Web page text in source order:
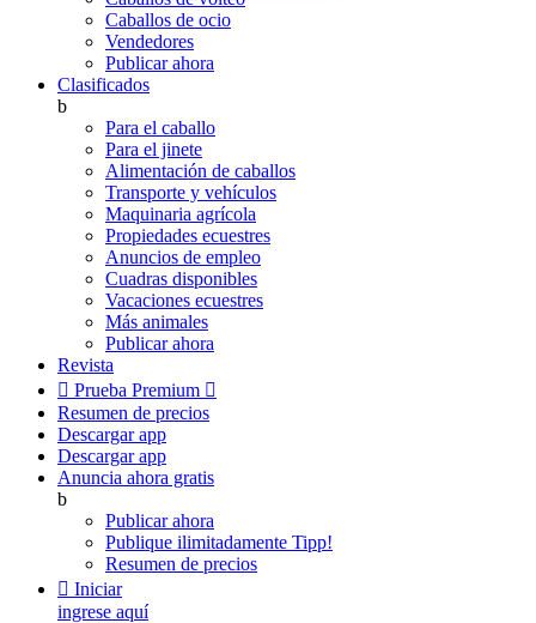
Caballos de ocio
Vendedores
Publicar ahora
Clasificados
b
Para el caballo
Para el jinete
Alimentación de caballos
Transporte y vehículos
Maquinaria agrícola
Propiedades ecuestres
Anuncios de empleo
Cuadras disponibles
Vacaciones ecuestres
Más animales
Publicar ahora
Revista
 Prueba Premium 
Resumen de precios
Descargar app
Descargar app
Anuncia ahora gratis
b
Publicar ahora
Publique ilimitadamente Tipp!
Resumen de precios
 Iniciar
ingrese aquí